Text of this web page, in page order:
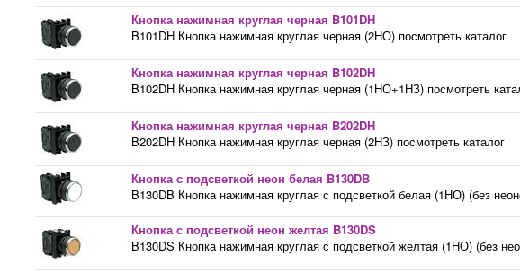
Кнопка нажимная круглая черная B101DH
B101DH Кнопка нажимная круглая черная (2НО) посмотреть каталог
Кнопка нажимная круглая черная B102DН
B102DН Кнопка нажимная круглая черная (1НО+1НЗ) посмотреть
Кнопка нажимная круглая черная B202DH
B202DH Кнопка нажимная круглая черная (2НЗ) посмотреть каталог
Кнопка с подсветкой неон белая B130DB
B130DB Кнопка нажимная круглая с подсветкой белая (1НО) (без
Кнопка с подсветкой неон желтая B130DS
B130DS Кнопка нажимная круглая с подсветкой желтая (1НО) (без